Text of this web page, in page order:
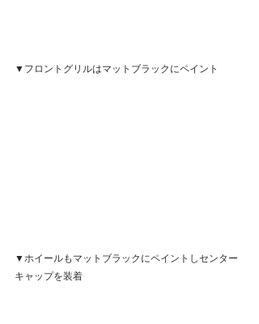
▼フロントグリルはマットブラックにペイント
▼ホイールもマットブラックにペイントしセンター
キャップを装着